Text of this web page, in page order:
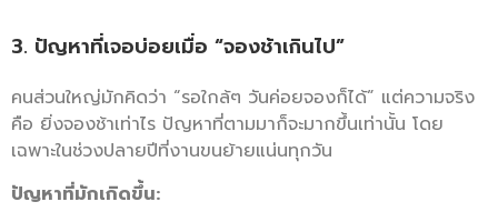
3. ปัญหาที่เจอบ่อยเมื่อ “จองช้าเกินไป”
คนส่วนใหญ่มักคิดว่า “รอใกล้ๆ วันค่อยจองก็ได้” แต่ความจริง
คือ ยิ่งจองช้าเท่าไร ปัญหาที่ตามมาก็จะมากขึ้นเท่านั้น โดย
เฉพาะในช่วงปลายปีที่งานขนย้ายแน่นทุกวัน
ปัญหาที่มักเกิดขึ้น: